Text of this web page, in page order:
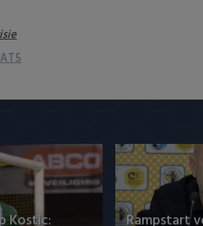
AT5
Kostic: Rampstart